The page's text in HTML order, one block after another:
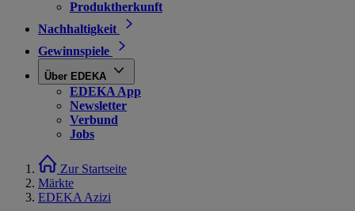
Produktherkunft
Nachhaltigkeit
Gewinnspiele
Über EDEKA
EDEKA App
Newsletter
Verbund
Jobs
Zur Startseite
Märkte
EDEKA Azizi